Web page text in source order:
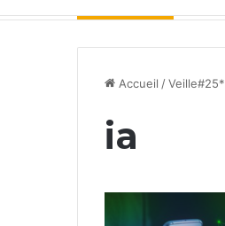
Accueil /Veille#25*
ia